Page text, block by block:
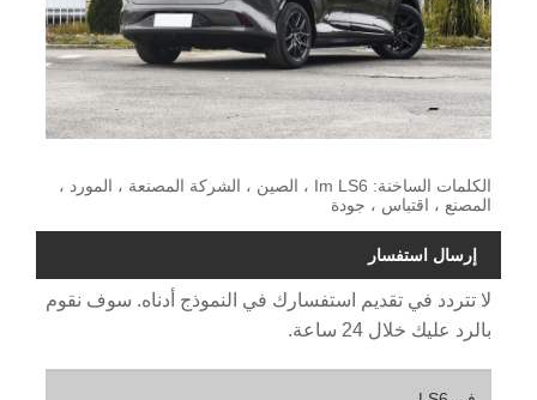
الكلمات الساخنة: Im LS6 ، الصين ، الشركة المصنعة ، المورد ،
المصنع ، اقتباس ، جودة
إرسال استفسار
لا تتردد في تقديم استفسارك في النموذج أدناه. سوف نقوم
بالرد عليك خلال 24 ساعة.